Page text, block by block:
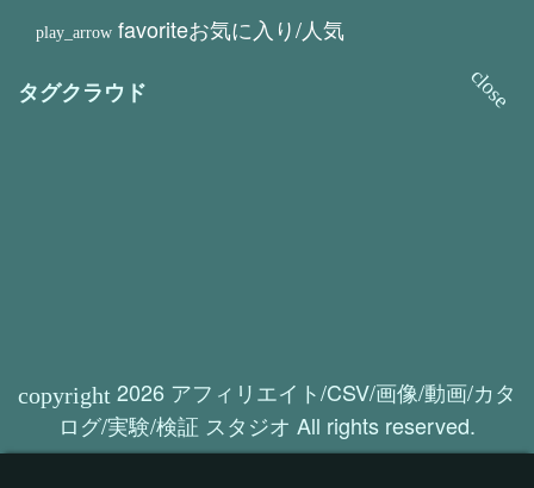
favoriteお気に入り/人気
タグクラウド
2026 アフィリエイト/CSV/画像/動画/カタ
ログ/実験/検証 スタジオ All rights reserved.